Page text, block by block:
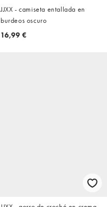
JJXX - camiseta entallada en
burdeos oscuro
16,99 €